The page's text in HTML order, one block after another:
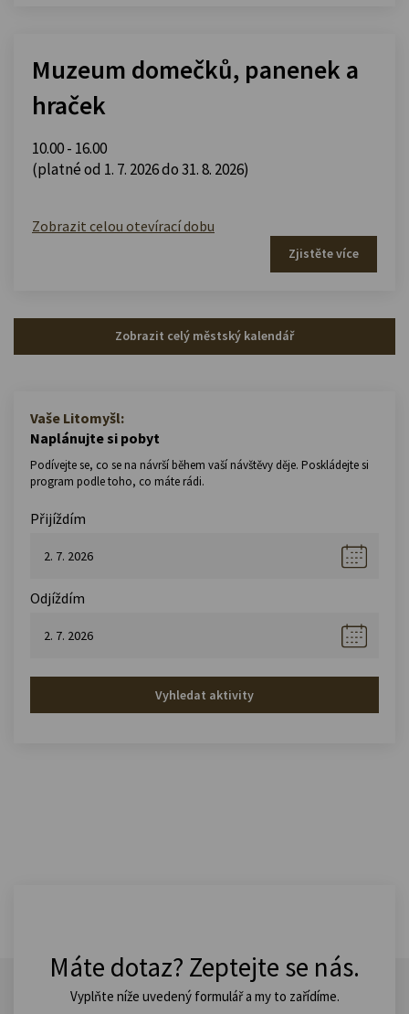
Muzeum domečků, panenek a
hraček
10.00 - 16.00
(platné od 1. 7. 2026 do 31. 8. 2026)
Zobrazit celou otevírací dobu
Zjistěte více
Zobrazit celý městský kalendář
Vaše Litomyšl:
Naplánujte si pobyt
Podívejte se, co se na návrší během vaší návštěvy děje. Poskládejte si
program podle toho, co máte rádi.
Přijíždím
Odjíždím
Vyhledat aktivity
Máte dotaz? Zeptejte se nás.
Vyplňte níže uvedený formulář a my to zařídíme.